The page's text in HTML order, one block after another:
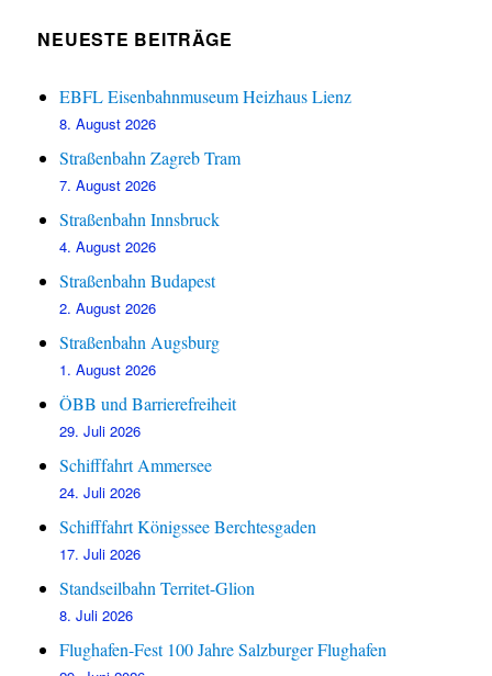
NEUESTE BEITRÄGE
EBFL Eisenbahnmuseum Heizhaus Lienz
8. August 2026
Straßenbahn Zagreb Tram
7. August 2026
Straßenbahn Innsbruck
4. August 2026
Straßenbahn Budapest
2. August 2026
Straßenbahn Augsburg
1. August 2026
ÖBB und Barrierefreiheit
29. Juli 2026
Schifffahrt Ammersee
24. Juli 2026
Schifffahrt Königssee Berchtesgaden
17. Juli 2026
Standseilbahn Territet-Glion
8. Juli 2026
Flughafen-Fest 100 Jahre Salzburger Flughafen